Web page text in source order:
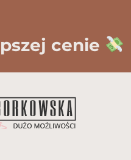
cenie